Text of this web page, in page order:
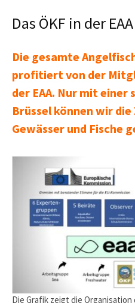
Das ÖKF in der EAA
Die gesamte
profitiert von der
der EAA. Nur mit einer
Brüssel können wir
Gewässer und Fische
Die Grafik zeigt die